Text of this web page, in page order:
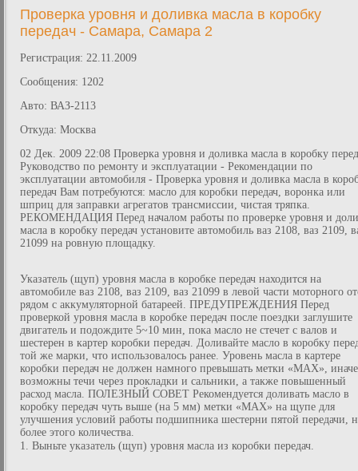
Проверка уровня и доливка масла в коробку
передач - Самара, Самара 2
Регистрация: 22.11.2009
Сообщения: 1202
Авто: ВАЗ-2113
Откуда: Москва
02 Дек. 2009 22:08 Проверка уровня и доливка масла в коробку
Руководство по ремонту и эксплуатации - Рекомендации по
эксплуатации автомобиля - Проверка уровня и доливка масла в
передач Вам потребуются: масло для коробки передач, воронка или
шприц для заправки агрегатов трансмиссии, чистая тряпка.
РЕКОМЕНДАЦИЯ Перед началом работы по проверке уровня и
масла в коробку передач установите автомобиль ваз 2108, ваз 2109,
21099 на ровную площадку.
Указатель (щуп) уровня масла в коробке передач находится на
автомобиле ваз 2108, ваз 2109, ваз 21099 в левой части моторного
рядом с аккумуляторной батареей. ПРЕДУПРЕЖДЕНИЯ Перед
проверкой уровня масла в коробке передач после поездки заглушите
двигатель и подождите 5~10 мин, пока масло не стечет с валов и
шестерен в картер коробки передач. Доливайте масло в коробку
той же марки, что использовалось ранее. Уровень масла в картере
коробки передач не должен намного превышать метки «МАХ», иначе
возможны течи через прокладки и сальники, а также повышенный
расход масла. ПОЛЕЗНЫЙ СОВЕТ Рекомендуется доливать масло в
коробку передач чуть выше (на 5 мм) метки «МАХ» на щупе для
улучшения условий работы подшипника шестерни пятой передачи,
более этого количества.
1. Выньте указатель (щуп) уровня масла из коробки передач.